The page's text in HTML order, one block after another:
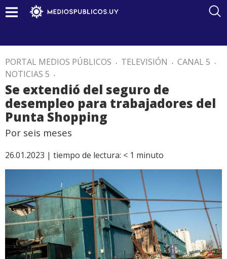
PORTAL MEDIOS PÚBLICOS . TELEVISIÓN . CANAL 5 .
NOTICIAS 5 .
Se extendió del seguro de
desempleo para trabajadores del
Punta Shopping
Por seis meses
26.01.2023 | tiempo de lectura: < 1 minuto